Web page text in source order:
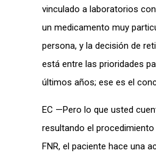
vinculado a laboratorios
un medicamento muy
persona, y la decisión de
está entre las prioridades
últimos años; ese es el
EC —Pero lo que usted
resultando el
FNR, el paciente hace una